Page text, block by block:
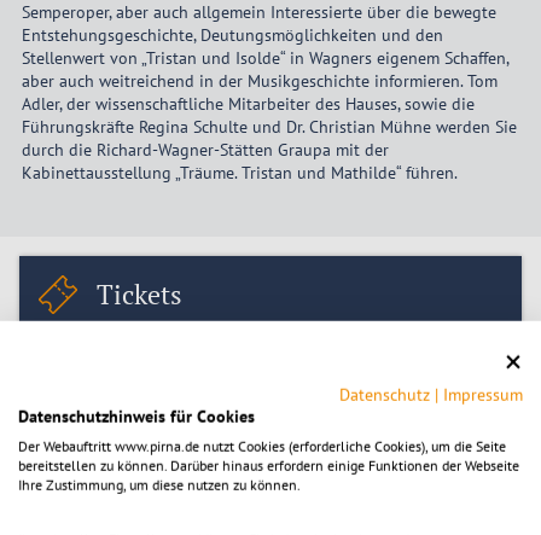
Semperoper, aber auch allgemein Interessierte über die bewegte
Entstehungsgeschichte, Deutungsmöglichkeiten und den
Stellenwert von „Tristan und Isolde“ in Wagners eigenem Schaffen,
aber auch weitreichend in der Musikgeschichte informieren. Tom
Adler, der wissenschaftliche Mitarbeiter des Hauses, sowie die
Führungskräfte Regina Schulte und Dr. Christian Mühne werden Sie
durch die Richard-Wagner-Stätten Graupa mit der
Kabinettausstellung „Träume. Tristan und Mathilde“ führen.
Tickets
Tickets kaufen
Datenschutz | Impressum
Datenschutzhinweis für Cookies
Der Webauftritt www.pirna.de nutzt Cookies (erforderliche Cookies), um die Seite
bereitstellen zu können. Darüber hinaus erfordern einige Funktionen der Webseite
Ihre Zustimmung, um diese nutzen zu können.